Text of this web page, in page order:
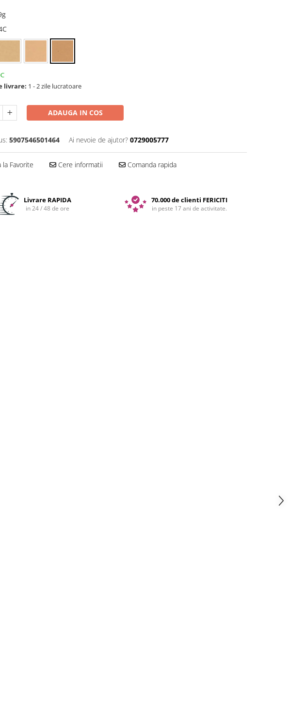
livrare: 1 - 2 zile lucratoare
ADAUGA IN COS
5907546501464 Ai nevoie de ajutor? 0729005777
la Favorite Cere informatii Comanda rapida
Livrare RAPIDA
in 24 / 48 de ore
70.000 de clienti FERICITI
in peste 17 ani de activitate.